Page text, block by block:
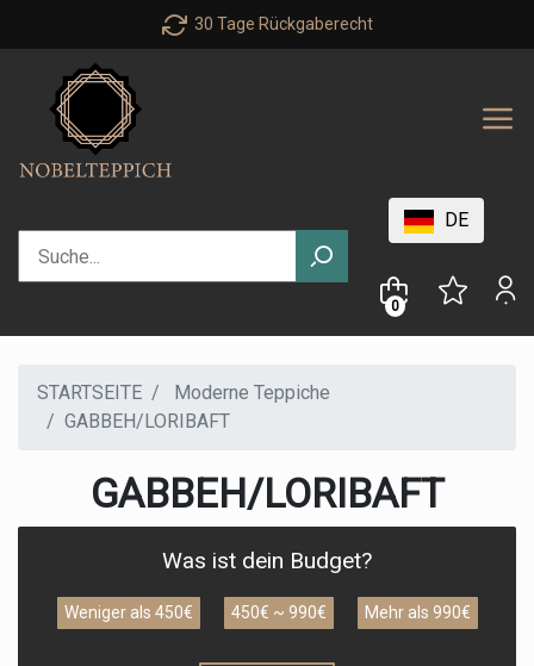
Personal advice : +49 40 303
DE
0
STARTSEITE
Moderne Teppiche
GABBEH/LORIBAFT
GABBEH/LORIBAFT
Was ist dein Budget?
Weniger als 450€ 450€ ~ 990€ Mehr als 990€